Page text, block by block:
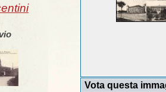
Vota questa